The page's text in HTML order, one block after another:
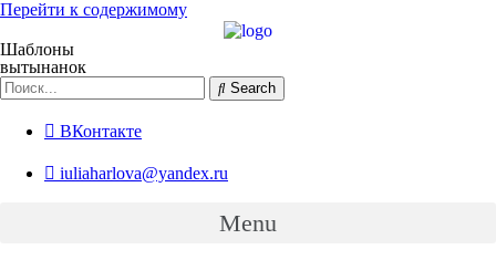
Перейти к содержимому
Шаблоны
вытынанок
Search
ВКонтакте
iuliaharlova@yandex.ru
Menu